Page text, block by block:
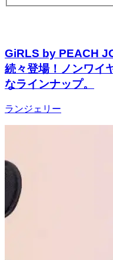
GiRLS by PEACH
続々登場！ノンワイ
なラインナップ。
ランジェリー